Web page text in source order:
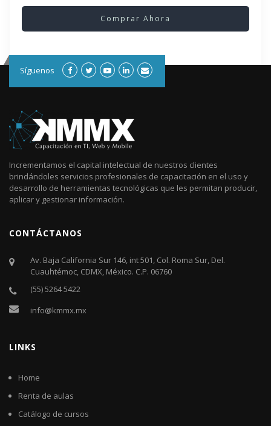
Comprar Ahora
Síguenos
Incrementamos el capital intelectual de nuestros clientes
brindándoles servicios profesionales de capacitación en el uso y
desarrollo de herramientas tecnológicas que les permitan producir,
aplicar y gestionar información.
CONTÁCTANOS
Av. Baja California Sur 146, int 501, Col. Roma Sur, Del.
Cuauhtémoc, CDMX, México. C.P. 06760​
(55) 5264 5422
info@kmmx.mx
LINKS
Home
Renta de aulas
Catálogo de cursos